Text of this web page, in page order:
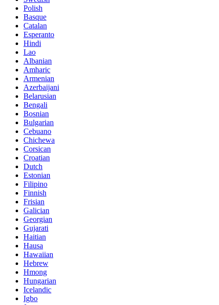
Polish
Basque
Catalan
Esperanto
Hindi
Lao
Albanian
Amharic
Armenian
Azerbaijani
Belarusian
Bengali
Bosnian
Bulgarian
Cebuano
Chichewa
Corsican
Croatian
Dutch
Estonian
Filipino
Finnish
Frisian
Galician
Georgian
Gujarati
Haitian
Hausa
Hawaiian
Hebrew
Hmong
Hungarian
Icelandic
Igbo